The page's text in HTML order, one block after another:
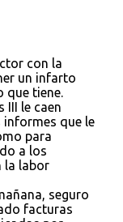
con la
un infarto
que tiene.
III le caen
informes que le
para
a los
la labor
seguro
facturas